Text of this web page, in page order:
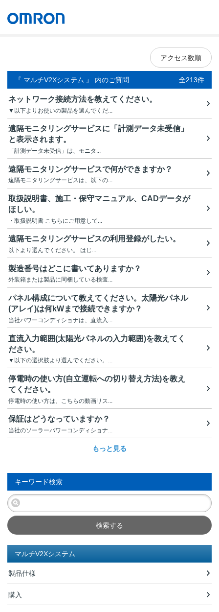
アクセス数順
『 マルチV2Xシステム 』 内のご質問 全213件
ネットワーク接続方法を教えてください。
▼以下よりお使いの製品を選んでくだ...
遠隔モニタリングサービスに「計測データ未受信」
と表示されます。
「計測データ未受信」は、モニタ...
遠隔モニタリングサービスで何ができますか？
遠隔モニタリングサービスは、以下の...
取扱説明書、施工・保守マニュアル、CADデータが
ほしい。
・取扱説明書 こちらにご用意して...
遠隔モニタリングサービスの利用登録がしたい。
以下より選んでください。 はじ...
製造番号はどこに書いてありますか？
外装箱または製品に同梱している検査...
パネル構成について教えてください。太陽光パネル
(アレイ)は何kWまで接続できますか？
当社パワーコンディショナは、直流入...
直流入力範囲(太陽光パネルの入力範囲)を教えてく
ださい。
▼以下の選択肢より選んでください。...
停電時の使い方(自立運転への切り替え方法)を教え
てください。
停電時の使い方は、こちらの動画リス...
保証はどうなっていますか？
当社のソーラーパワーコンディショナ...
もっと見る
キーワード検索
検索する
マルチV2Xシステム
製品仕様
購入